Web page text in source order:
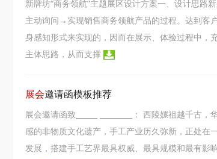
新牌坊“商务领航”主题展区设计方案一、设计思
主动询问→实现销售商务领航产品的过程。达到客
身感知形式来实现的，因而在展示、体验过程中，
主体思路，从而支撑
展会邀请函模板推荐
展会邀请函致______ _________： 西陵嫘祖越千
感的非物质文化遗产，手工产业历久弥新，正处
发展，搭建手工艺界最具权威、最具规模和最有影